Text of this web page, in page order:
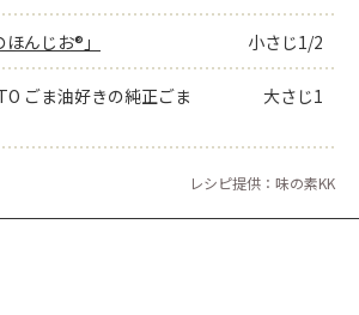
ほんじお®」 小さじ1/2
ごま油好きの純正ごま
大さじ1
レシピ提供：味の素KK